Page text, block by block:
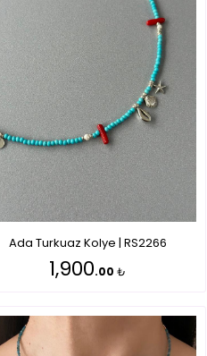
Ada Turkuaz Kolye | RS2266
1,900.00 ₺